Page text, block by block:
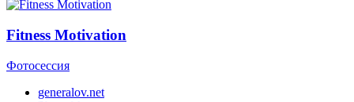
Fitness Motivation
Фотосессия
generalov.net